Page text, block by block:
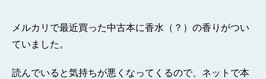
メルカリで最近買った中古本に香水（？）の香りがつい
ていました。
読んでいると気持ちが悪くなってくるので、ネットで本